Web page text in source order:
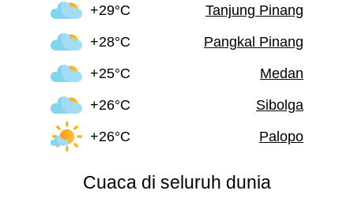
+29°C
Tanjung Pinang
+28°C
Pangkal Pinang
+25°C
Medan
+26°C
Sibolga
+26°C
Palopo
Cuaca di seluruh dunia